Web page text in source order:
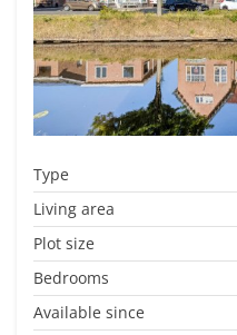
Type
Living area
Plot size
Bedrooms
Available since